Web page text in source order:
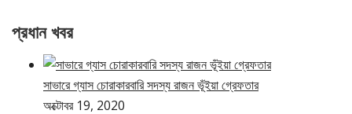
প্রধান খবর
সাভারে গ্যাস চোরাকারবারি সদস্য রাজন ভূঁইয়া গ্রেফতার
অক্টোবর 19, 2020